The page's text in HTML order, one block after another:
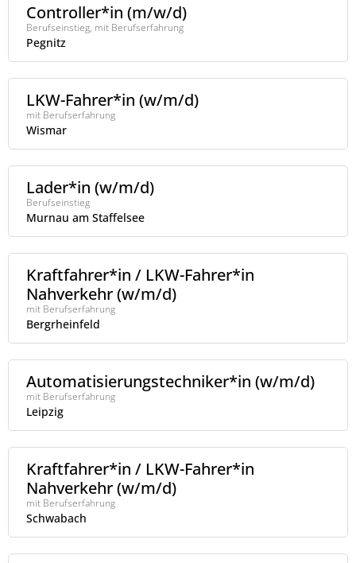
Controller*in (m/w/d)
Berufseinstieg, mit Berufserfahrung
Pegnitz
LKW-Fahrer*in (w/m/d)
mit Berufserfahrung
Wismar
Lader*in (w/m/d)
Berufseinstieg
Murnau am Staffelsee
Kraftfahrer*in / LKW-Fahrer*in
Nahverkehr (w/m/d)
mit Berufserfahrung
Bergrheinfeld
Automatisierungstechniker*in (w/m/d)
mit Berufserfahrung
Leipzig
Kraftfahrer*in / LKW-Fahrer*in
Nahverkehr (w/m/d)
mit Berufserfahrung
Schwabach